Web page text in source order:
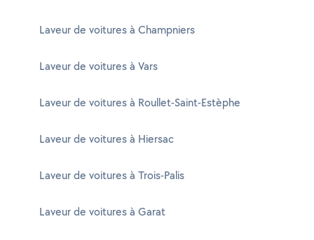
Laveur de voitures à Champniers
Laveur de voitures à Vars
Laveur de voitures à Roullet-Saint-Estèphe
Laveur de voitures à Hiersac
Laveur de voitures à Trois-Palis
Laveur de voitures à Garat